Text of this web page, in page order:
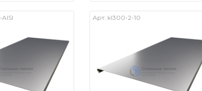
Арт: kl300-2-10